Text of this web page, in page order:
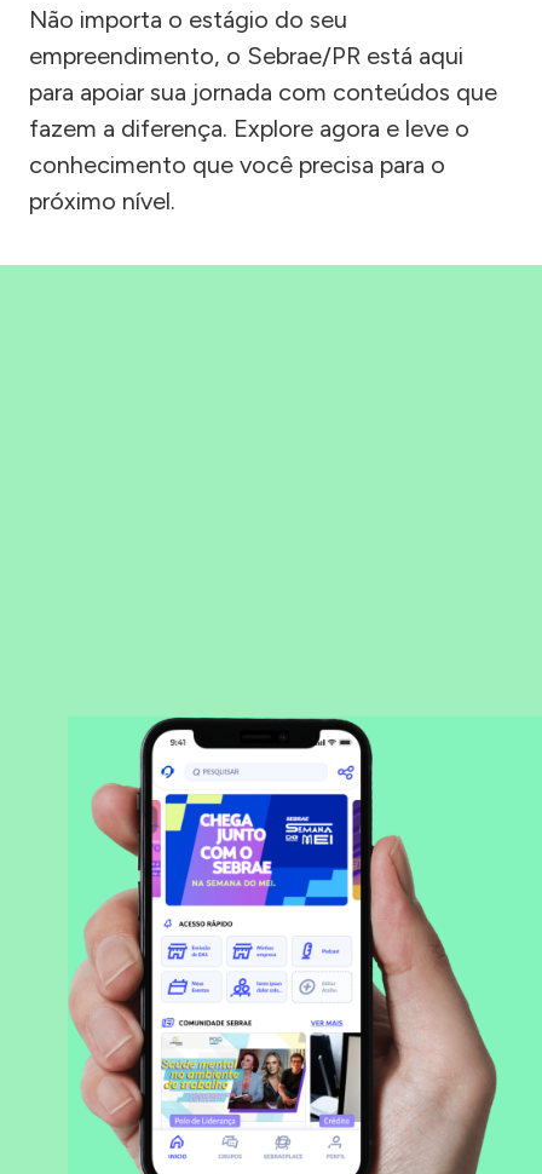
Não importa o estágio do seu
empreendimento, o Sebrae/PR está aqui
para apoiar sua jornada com conteúdos que
fazem a diferença. Explore agora e leve o
conhecimento que você precisa para o
próximo nível.